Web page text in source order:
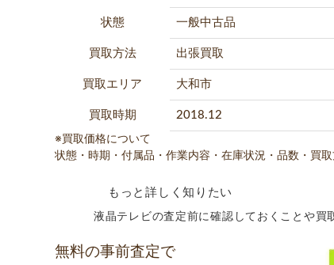
状態 一般中古品
買取方法 出張買取
買取エリア 大和市
買取時期 2018.12
※買取価格について
状態・時期・付属品・作業内容・在庫状況・品数・買
もっと詳しく知りたい
液晶テレビの査定前に確認しておくことや買
無料の事前査定で